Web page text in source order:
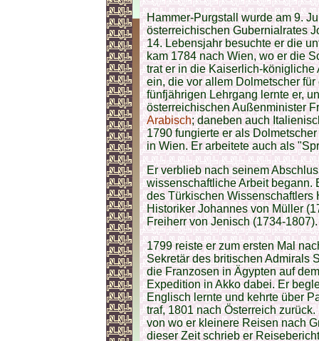
Hammer-Purgstall wurde am 9.
österreichischen Gubernialrates
14. Lebensjahr besuchte er die
kam 1784 nach Wien, wo er die
trat er in die Kaiserlich-
ein, die vor allem Dolmetscher
fünfjährigen Lehrgang lernte er,
österreichischen Außenminister
Arabisch; daneben auch
1790 fungierte er als
in Wien. Er arbeitete auch als
Er verblieb nach seinem
wissenschaftliche Arbeit begann.
des Türkischen Wissenschaftlers
Historiker Johannes von Müller
Freiherr von Jenisch (1734-1807).
1799 reiste er zum ersten Mal
Sekretär des britischen Admirals
die Franzosen in Ägypten auf
Expedition in Akko dabei. Er
Englisch lernte und kehrte über
traf, 1801 nach Österreich
von wo er kleinere Reisen nach
dieser Zeit schrieb er